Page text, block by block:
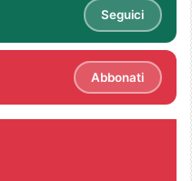
Seguici
Abbonati